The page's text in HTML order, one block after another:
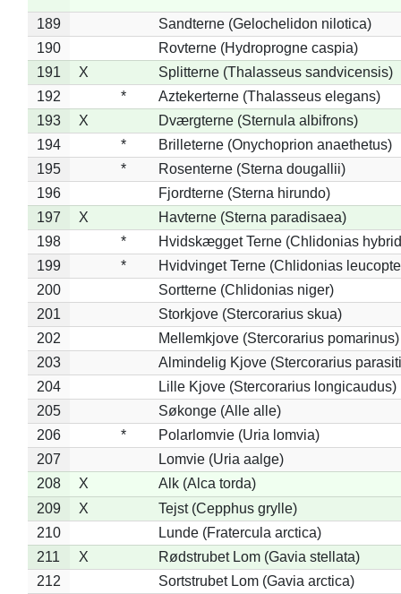
189
Sandterne (Gelochelidon nilotica)
190
Rovterne (Hydroprogne caspia)
191
X
Splitterne (Thalasseus sandvicensis)
192
*
Aztekerterne (Thalasseus elegans)
193
X
Dværgterne (Sternula albifrons)
194
*
Brilleterne (Onychoprion anaethetus)
195
*
Rosenterne (Sterna dougallii)
196
Fjordterne (Sterna hirundo)
197
X
Havterne (Sterna paradisaea)
198
*
Hvidskægget Terne (Chlidonias
199
*
Hvidvinget Terne (Chlidonias
200
Sortterne (Chlidonias niger)
201
Storkjove (Stercorarius skua)
202
Mellemkjove (Stercorarius pomarinus)
203
Almindelig Kjove (Stercorarius
204
Lille Kjove (Stercorarius longicaudus)
205
Søkonge (Alle alle)
206
*
Polarlomvie (Uria lomvia)
207
Lomvie (Uria aalge)
208
X
Alk (Alca torda)
209
X
Tejst (Cepphus grylle)
210
Lunde (Fratercula arctica)
211
X
Rødstrubet Lom (Gavia stellata)
212
Sortstrubet Lom (Gavia arctica)